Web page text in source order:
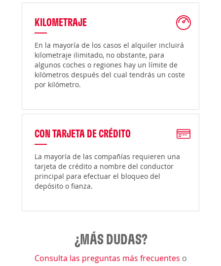
KILOMETRAJE
En la mayoría de los casos el alquiler incluirá
kilometraje ilimitado, no obstante, para
algunos coches o regiones hay un límite de
kilómetros después del cual tendrás un coste
por kilómetro.
CON TARJETA DE CRÉDITO
La mayoría de las compañías requieren una
tarjeta de crédito a nombre del conductor
principal para efectuar el bloqueo del
depósito o fianza.
¿MÁS DUDAS?
Consulta las preguntas más frecuentes o